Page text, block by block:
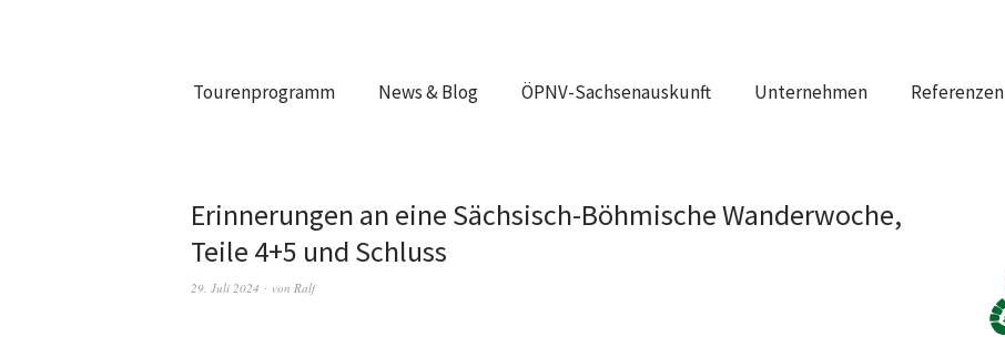
Tourenprogramm News & Blog ÖPNV-Sachsenauskunft Unternehmen Referenzen
Erinnerungen an eine Sächsisch-Böhmische Wanderwoche,
Teile 4+5 und Schluss
29. Juli 2024 von Ralf